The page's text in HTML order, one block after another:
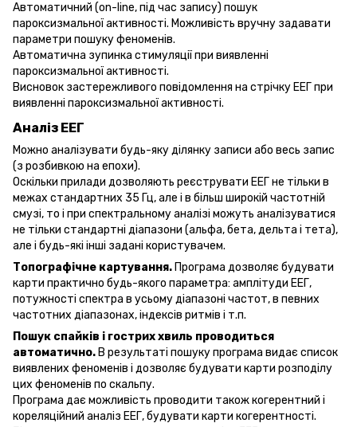
Автоматичний (оn-Ііnе, під час запису) пошук
пароксизмальної активності. Можливість вручну задавати
параметри пошуку феноменів.
Автоматична зупинка стимуляції при виявленні
пароксизмальної активності.
Висновок застережливого повідомлення на стрічку ЕЕГ при
виявленні пароксизмальної активності.
Аналіз ЕЕГ
Можно аналізувати будь-яку ділянку записи або весь запис
(з розбивкою на епохи).
Оскільки прилади дозволяють реєструвати ЕЕГ не тільки в
межах стандартних 35 Гц, але і в більш широкій частотній
смузі, то і при спектральному аналізі можуть аналізуватися
не тільки стандартні діапазони (альфа, бета, дельта і тета),
але і будь-які інші задані користувачем.
Топографічне картування. Програма дозволяє будувати
карти практично будь-якого параметра: амплітуди ЕЕГ,
потужності спектра в усьому діапазоні частот, в певних
частотних діапазонах, індексів ритмів і т.п.
Пошук спайків і гострих хвиль проводиться
автоматично. В результаті пошуку програма видає список
виявлених феноменів і дозволяє будувати карти розподілу
цих феноменів по скальпу.
Програма дає можливість проводити також когерентний і
кореляційний аналіз ЕЕГ, будувати карти когерентності.